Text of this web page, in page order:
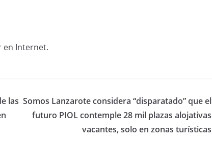
las Somos Lanzarote considera “disparatado” que el
futuro PIOL contemple 28 mil plazas alojativas
vacantes, solo en zonas turísticas